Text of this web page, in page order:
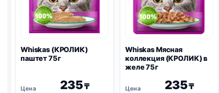
Whiskas (КРОЛИК)
паштет 75г
235₸
Whiskas Мясная
коллекция (КРОЛИК) в
желе 75г
235₸